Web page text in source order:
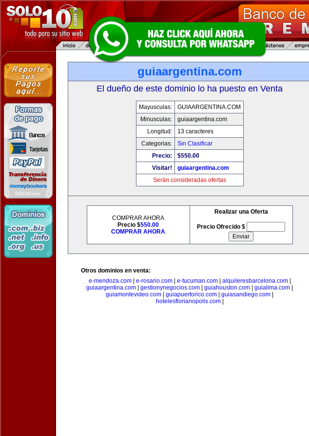
guiaargentina.com
El dueño de este dominio lo ha puesto en Venta
Mayusculas:
GUIAARGENTINA.COM
Minusculas:
guiaargentina.com
Longitud:
13 caracteres
Categorias:
Sin Clasificar
Precio:
$550.00
Visitar!
guiaargentina.com
Serán consideradas ofertas
COMPRAR AHORA
Precio $550.00
COMPRAR AHORA
Realizar una Oferta
Precio Ofrecido $
Otros dominios en venta:
e-mendoza.com| e-rosario.com| e-tucuman.com| alquileresbarcelona.com|
guiaargentina.com
gestionynegocios.com guiahouston.com guialima.com
guiamontevideo.com
guiapuertorico.com guiasandiego.com
hotelesflorianopolis.com|